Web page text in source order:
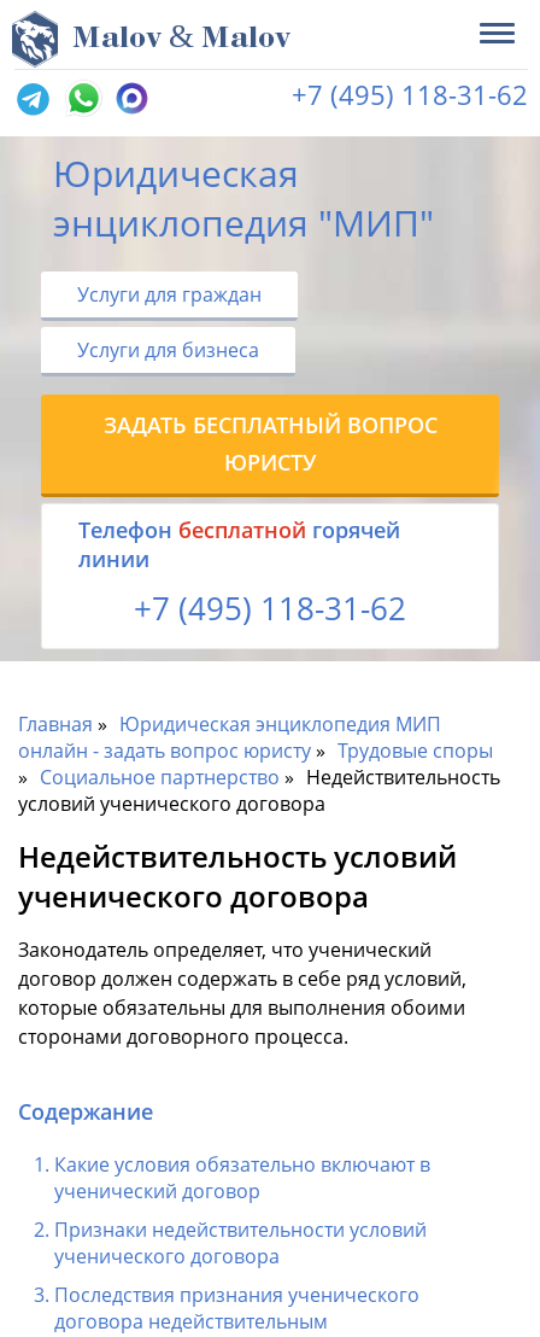
Malov & Malov
+7 (495) 118-31-62
Юридическая
энциклопедия "МИП"
Услуги для граждан
Услуги для бизнеса
ЗАДАТЬ БЕСПЛАТНЫЙ ВОПРОС
ЮРИСТУ
Tелефон бесплатной горячей
линии
+7 (495) 118-31-62
Главная
Юридическая энциклопедия МИП
онлайн - задать вопрос юристу
Трудовые споры
Социальное партнерство
Недействительность
условий ученического договора
Недействительность условий
ученического договора
Законодатель определяет, что ученический
договор должен содержать в себе ряд условий,
которые обязательны для выполнения обоими
сторонами договорного процесса.
Содержание
Какие условия обязательно включают в
ученический договор
Признаки недействительности условий
ученического договора
Последствия признания ученического
договора недействительным